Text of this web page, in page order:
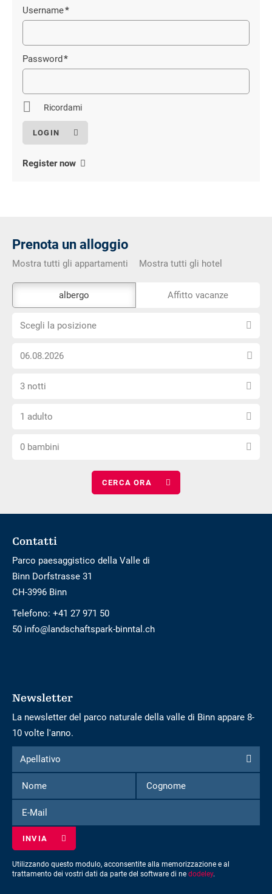
Username*
Campo
obbligatorio
Password*
Campo
obbligatorio
Ricordami
Register now
Prenota un alloggio
Mostra tutti gli appartamenti Mostra tutti gli hotel
strumento
esterno
albergo Affitto vacanze
Scegli
posizione
Scegli la posizione
Scegli
data
arrivo
Seleziona
numero
notti
3 notti
Scegli
numero
1 adulto
Scegli
0 bambini
Footer
Contatti
Parco paesaggistico della Valle di
Binn Dorfstrasse 31
CH-3996 Binn
Telefono: +41 27 971 50
50 info@landschaftspark-binntal.ch
Newsletter
La newsletter del parco naturale della valle di Binn appare 8-
10 volte l'anno.
Modulo
per
iscriversi
alla
newsletter
Apellativo
Apellativo
Nome
Cognome
Mail
Utilizzando questo modulo, acconsentite alla memorizzazione e al
trattamento dei vostri dati da parte del software di ne dodeley.